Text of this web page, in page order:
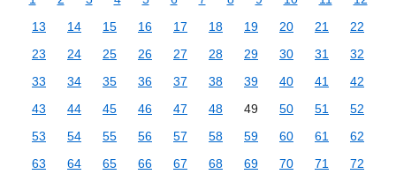
13
14 15 16 17 18 19 20 21
22
23
24 25 26 27 28 29 30 31
32
33
34 35 36 37 38 39 40 41
42
43
44 45 46 47 48 49 50 51
52
53
54 55 56 57 58 59 60 61
62
63
64 65 66 67 68 69 70 71
72